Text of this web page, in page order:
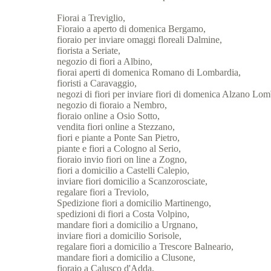
Fiorai a Treviglio,
Fioraio a aperto di domenica Bergamo,
fioraio per inviare omaggi floreali Dalmine,
fiorista a Seriate,
negozio di fiori a Albino,
fiorai aperti di domenica Romano di Lombardia,
fioristi a Caravaggio,
negozi di fiori per inviare fiori di domenica Alzano
negozio di fioraio a Nembro,
fioraio online a Osio Sotto,
vendita fiori online a Stezzano,
fiori e piante a Ponte San Pietro,
piante e fiori a Cologno al Serio,
fioraio invio fiori on line a Zogno,
fiori a domicilio a Castelli Calepio,
inviare fiori domicilio a Scanzorosciate,
regalare fiori a Treviolo,
Spedizione fiori a domicilio Martinengo,
spedizioni di fiori a Costa Volpino,
mandare fiori a domicilio a Urgnano,
inviare fiori a domicilio Sorisole,
regalare fiori a domicilio a Trescore Balneario,
mandare fiori a domicilio a Clusone,
fioraio a Calusco d'Adda,